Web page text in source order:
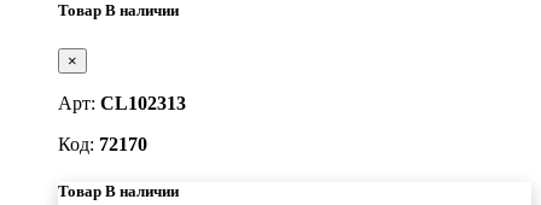
Товар В наличии
×
Арт: CL102313
Код: 72170
Товар В наличии